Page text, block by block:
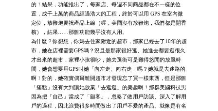
的！結果，功能推出了，每家店、每週不同商品都在不一樣的位
置，成千上萬的商品經過浩大的工程，終於可以用 GPS 在室內微
定位，放鞭炮慶祝產品上線（喔，美國沒有放鞭炮，我們都是開香
檳），結果……那個功能幾乎沒有人用。
為什麼？你想想，你媽去住家附近的超市，那家已經去了10年的超
市，她在店裡需要GPS嗎？況且是那家很好逛、她進去都要逛很久
才出來的超市，家裡小孩很吵，她去逛街可是難得悠閒的放風時
間，她會想要用GPS叫她「向左走、向右走」嗎？她就是去迷路的
啊！對的，她確實偶爾離開超市才發現忘了買一樣東西，但是那個
「痛點」沒有大到讓她放棄「去逛逛」的樂趣啊！那群美國科技男
因為把「自己」當成了「顧客」，忽略了做用戶訪談、深入了解用
戶的過程，因此浪費很多時間做出了用戶不愛的產品。就像是有名